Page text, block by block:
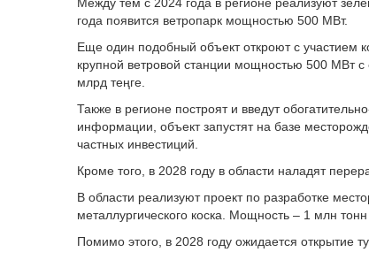
года появится ветропарк мощностью 500 МВт.
Еще один подобный объект откроют с участием
крупной ветровой станции мощностью 500 МВт
млрд теңге.
Также в регионе построят и введут
информации, объект запустят на базе
частных инвестиций.
Кроме того, в 2028 году в области наладят
В области реализуют проект по разработке
металлургического коска. Мощность – 1 млн
Помимо этого, в 2028 году ожидается открытие